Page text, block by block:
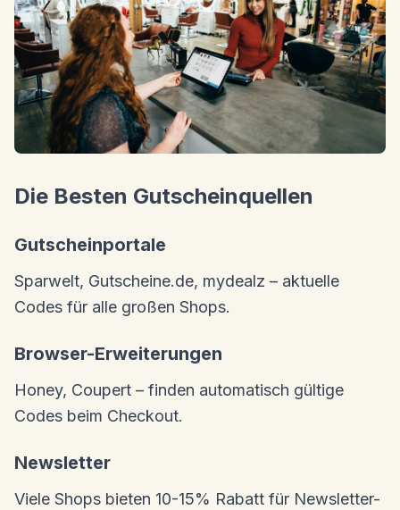
Die Besten Gutscheinquellen
Gutscheinportale
Sparwelt, Gutscheine.de, mydealz – aktuelle
Codes für alle großen Shops.
Browser-Erweiterungen
Honey, Coupert – finden automatisch gültige
Codes beim Checkout.
Newsletter
Viele Shops bieten 10-15% Rabatt für Newsletter-